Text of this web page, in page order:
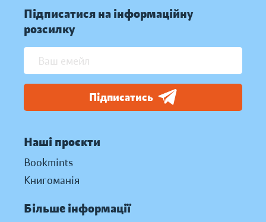
Підписатися на інформаційну
розсилку
Підписатись
Наші проєкти
Bookmints
Книгоманія
Більше інформації